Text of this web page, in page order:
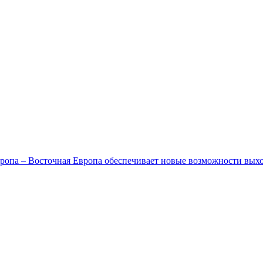
– Восточная Европа обеспечивает новые возможности